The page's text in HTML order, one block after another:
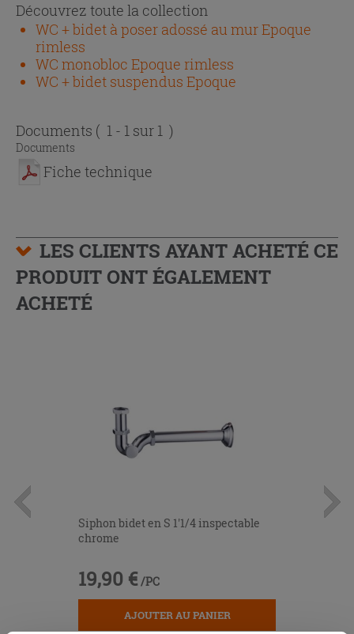
Découvrez toute la collection
WC + bidet à poser adossé au mur Epoque
rimless
WC monobloc Epoque rimless
WC + bidet suspendus Epoque
Documents ( 1 - 1 sur 1 )
Documents
Fiche technique
LES CLIENTS AYANT ACHETÉ CE
PRODUIT ONT ÉGALEMENT
ACHETÉ
Siphon bidet en S 1'1/4 inspectable
chrome
19,90 € /PC
AJOUTER AU PANIER